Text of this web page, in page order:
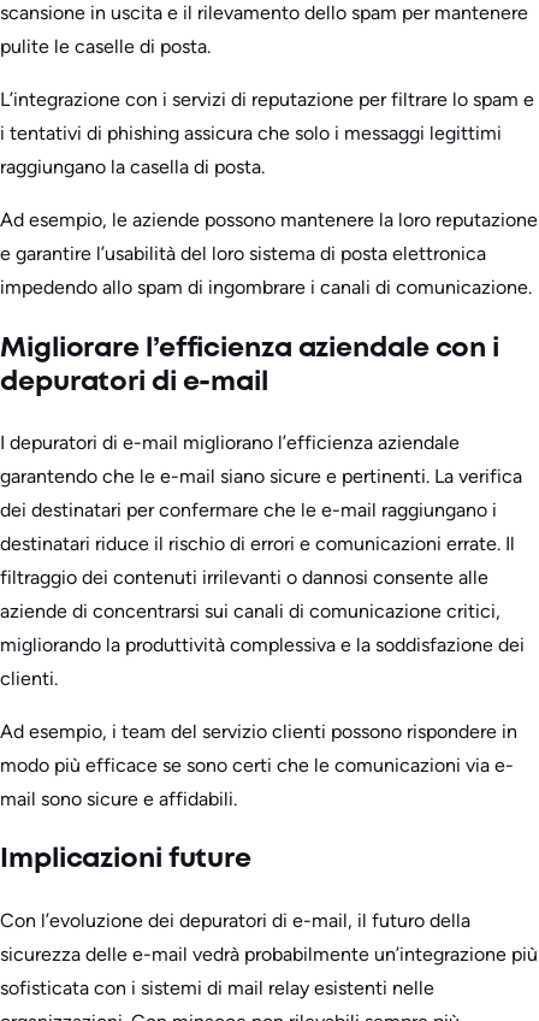
scansione in uscita e il rilevamento dello spam per mantenere
pulite le caselle di posta.
L’integrazione con i servizi di reputazione per filtrare lo spam e
i tentativi di phishing assicura che solo i messaggi legittimi
raggiungano la casella di posta.
Ad esempio, le aziende possono mantenere la loro reputazione
e garantire l’usabilità del loro sistema di posta elettronica
impedendo allo spam di ingombrare i canali di comunicazione.
Migliorare l’efficienza aziendale con i
depuratori di e-mail
I depuratori di e-mail migliorano l’efficienza aziendale
garantendo che le e-mail siano sicure e pertinenti. La verifica
dei destinatari per confermare che le e-mail raggiungano i
destinatari riduce il rischio di errori e comunicazioni errate. Il
filtraggio dei contenuti irrilevanti o dannosi consente alle
aziende di concentrarsi sui canali di comunicazione critici,
migliorando la produttività complessiva e la soddisfazione dei
clienti.
Ad esempio, i team del servizio clienti possono rispondere in
modo più efficace se sono certi che le comunicazioni via e-
mail sono sicure e affidabili.
Implicazioni future
Con l’evoluzione dei depuratori di e-mail, il futuro della
sicurezza delle e-mail vedrà probabilmente un’integrazione più
sofisticata con i sistemi di mail relay esistenti nelle